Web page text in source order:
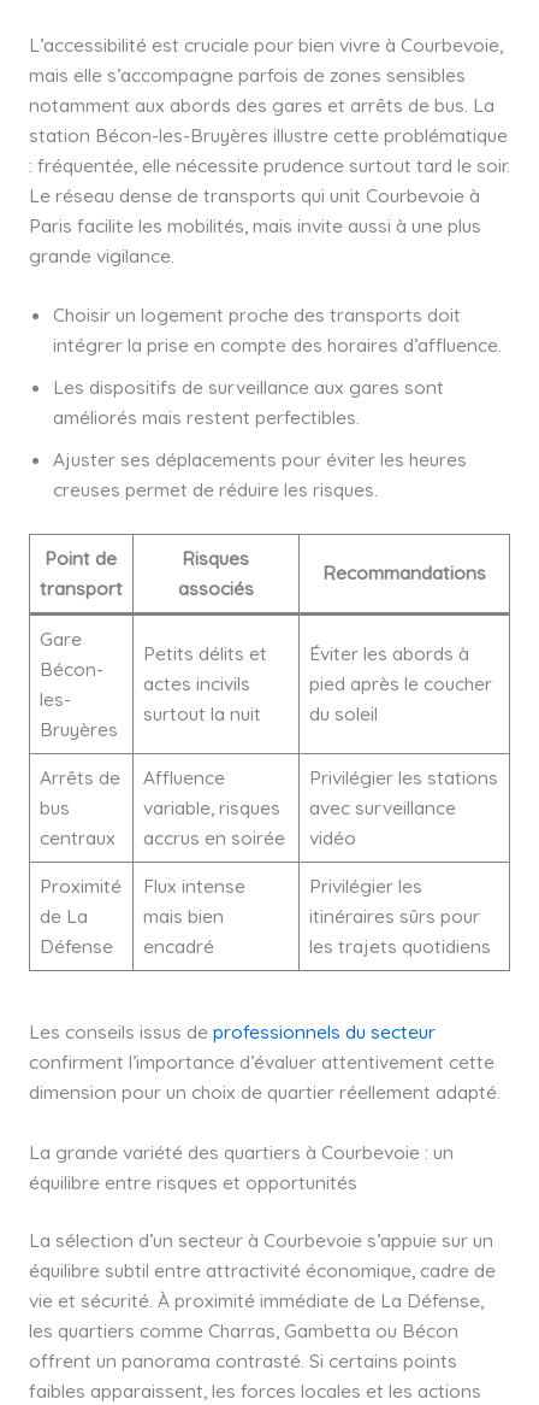
L’accessibilité est cruciale pour bien vivre à Courbevoie,
mais elle s’accompagne parfois de zones sensibles
notamment aux abords des gares et arrêts de bus. La
station Bécon-les-Bruyères illustre cette problématique
: fréquentée, elle nécessite prudence surtout tard le soir.
Le réseau dense de transports qui unit Courbevoie à
Paris facilite les mobilités, mais invite aussi à une plus
grande vigilance.
Choisir un logement proche des transports doit
intégrer la prise en compte des horaires d’affluence.
Les dispositifs de surveillance aux gares sont
améliorés mais restent perfectibles.
Ajuster ses déplacements pour éviter les heures
creuses permet de réduire les risques.
Point de
transport
Risques
associés
Recommandations
Gare
Bécon-
les-
Bruyères
Petits délits et
actes incivils
surtout la nuit
Éviter les abords à
pied après le coucher
du soleil
Arrêts de
bus
centraux
Affluence
variable, risques
accrus en soirée
Privilégier les stations
avec surveillance
vidéo
Proximité
de La
Défense
Flux intense
mais bien
encadré
Privilégier les
itinéraires sûrs pour
les trajets quotidiens
Les conseils issus de professionnels du secteur
confirment l’importance d’évaluer attentivement cette
dimension pour un choix de quartier réellement adapté.
La grande variété des quartiers à Courbevoie : un
équilibre entre risques et opportunités
La sélection d’un secteur à Courbevoie s’appuie sur un
équilibre subtil entre attractivité économique, cadre de
vie et sécurité. À proximité immédiate de La Défense,
les quartiers comme Charras, Gambetta ou Bécon
offrent un panorama contrasté. Si certains points
faibles apparaissent, les forces locales et les actions